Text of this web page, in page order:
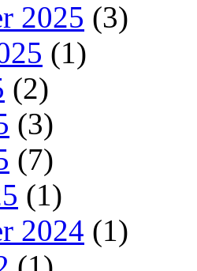
2025 (3)
(1)
(2)
(3)
(7)
(1)
2024 (1)